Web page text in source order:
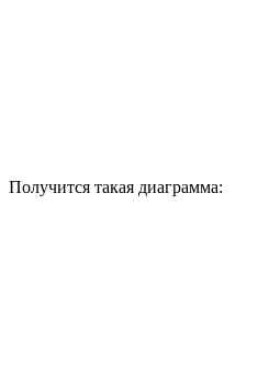
Получится такая диаграмма: